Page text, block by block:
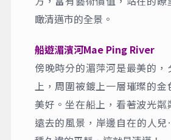
清邁古城最高的建築。
雙龍寺坐落於素貼山上，由蘭
王建於公元1383年，當時得
子，為尋找供奉地點，便將舍
背上，任由其尋找供奉捨地
山，走到現址趴下，就此建塔